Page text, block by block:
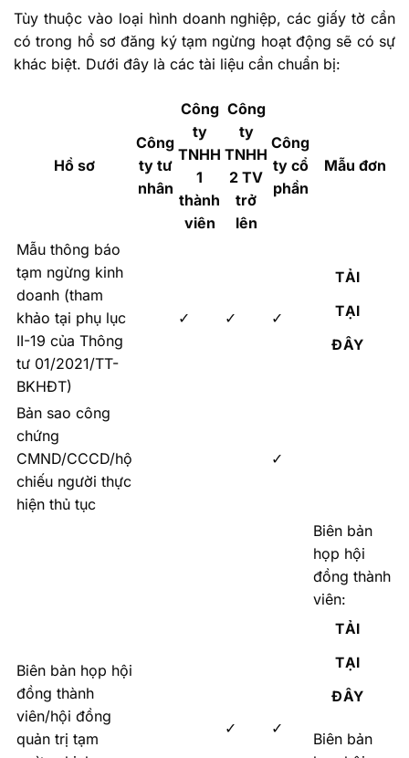
Tùy thuộc vào loại hình doanh nghiệp, các giấy tờ cần
có trong hồ sơ đăng ký tạm ngừng hoạt động sẽ có sự
khác biệt. Dưới đây là các tài liệu cần chuẩn bị:
Hồ sơ
Công
ty tư
nhân
Công
ty
TNHH
1
thành
viên
Công
ty
TNHH
2 TV
trở
lên
Công
ty cổ
phần
Mẫu đơn
Mẫu thông báo
tạm ngừng kinh
doanh (tham
khảo tại phụ lục
II-19 của Thông
tư 01/2021/TT-
BKHĐT)
✓ ✓ ✓
TẢI
TẠI
ĐÂY
Bản sao công
chứng
CMND/CCCD/hộ
chiếu người thực
hiện thủ tục
✓
Biên bản họp hội
đồng thành
viên/hội đồng
quản trị tạm
✓ ✓
Biên bản
họp hội
đồng thành
viên:
TẢI
TẠI
ĐÂY
Biên bản